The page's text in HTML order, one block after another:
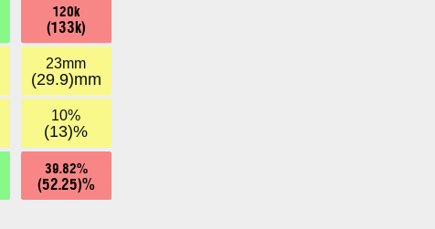
120k
(133k)
23mm
(29.9)mm
10%
(13)%
39.82%
(52.25)%